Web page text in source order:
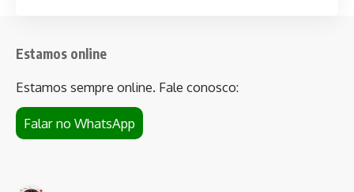
Estamos online
Estamos sempre online. Fale conosco:
Falar no WhatsApp